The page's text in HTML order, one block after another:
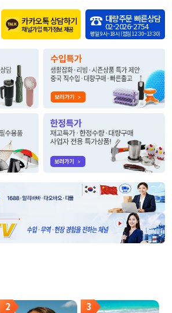
카카오톡 상담하기
채널가입 특가정보 제공 ☎ 대량주문 빠른상담
02-2026-2754
평일 9시~18시 (점심 12:30~13:30)
2 3